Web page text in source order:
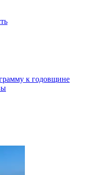
к годовщине